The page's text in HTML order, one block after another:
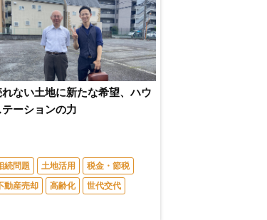
れない土地に新たな希望、ハウ
テーションの力
続問題 土地活用
税金・節税
動産売却
高齢化 世代交代